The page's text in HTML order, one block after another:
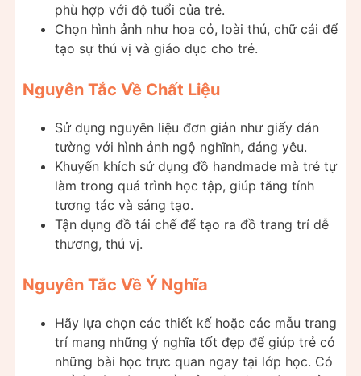
phù hợp với độ tuổi của trẻ.
Chọn hình ảnh như hoa cỏ, loài thú, chữ cái để
tạo sự thú vị và giáo dục cho trẻ.
Nguyên Tắc Về Chất Liệu
Sử dụng nguyên liệu đơn giản như giấy dán
tường với hình ảnh ngộ nghĩnh, đáng yêu.
Khuyến khích sử dụng đồ handmade mà trẻ tự
làm trong quá trình học tập, giúp tăng tính
tương tác và sáng tạo.
Tận dụng đồ tái chế để tạo ra đồ trang trí dễ
thương, thú vị.
Nguyên Tắc Về Ý Nghĩa
Hãy lựa chọn các thiết kế hoặc các mẫu trang
trí mang những ý nghĩa tốt đẹp để giúp trẻ có
những bài học trực quan ngay tại lớp học. Có